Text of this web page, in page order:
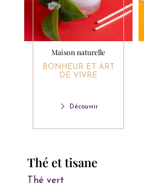
Maison naturelle
BONHEUR ET ART
DE VIVRE
Découvrir
Thé et tisane
Thé vert